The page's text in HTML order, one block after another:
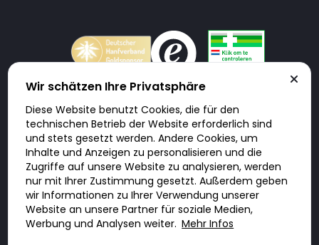
Doktorabc.com ist eine Vermittlungsplattform. Doktorabc ist ausdrücklich
keine Internetapotheke. Doktorabc bietet keine Medikamente oder
sonstige Produkte an oder liefert diese. Jegliche Informationen zu
Produkten, Medikamenten und Preisen auf der Internetseite beinhalten
kein Angebot von Doktorabc an Sie. Für die Einhaltung der in Ihrem Land
geltenden Gesetze und sonstigen Rechtsvorschriften sind Sie als Nutzer
selbst verantwortlich. Die Nutzung unseres Services auf Doktorabc durch
Sie erfolgt auf eigenes Risiko und in eigener Verantwortung. Sie erklären,
diese Internetseite aus eigener Initiative zu besuchen und zu nutzen.
Wir schätzen Ihre Privatsphäre
Diese Website benutzt Cookies, die für den
technischen Betrieb der Website erforderlich sind
und stets gesetzt werden. Andere Cookies, um
Inhalte und Anzeigen zu personalisieren und die
Zugriffe auf unsere Website zu analysieren, werden
nur mit Ihrer Zustimmung gesetzt. Außerdem geben
wir Informationen zu Ihrer Verwendung unserer
Website an unsere Partner für soziale Medien,
Werbung und Analysen weiter. Mehr Infos